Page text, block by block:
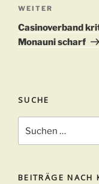
Nächster
Beitrag
WEITER
Casinoverband
Monauni scharf
SUCHE
nach:
BEITRÄGE NACH